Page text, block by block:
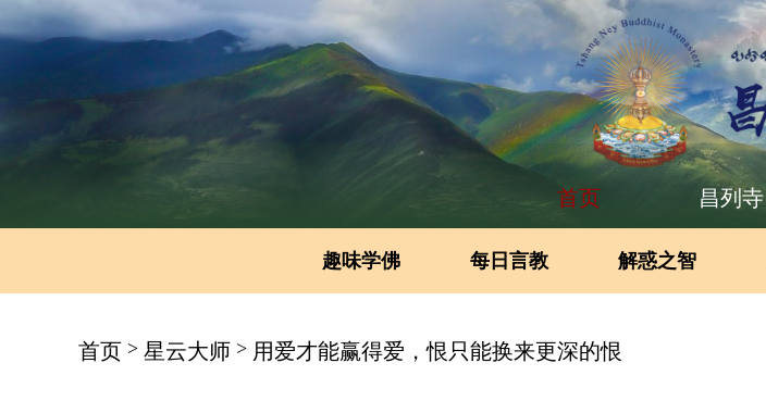
首页 昌列寺
趣味学佛 每日言教 解惑之智
首页 > 星云大师 > 用爱才能赢得爱，恨只能换来更深的恨